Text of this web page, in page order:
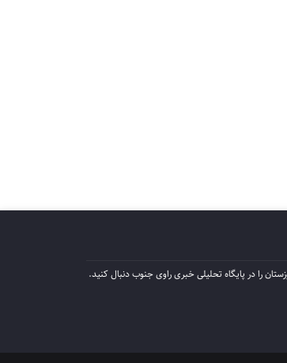
را در پایگاه تحلیلی خبری راوی جنوب دنبال کنید.